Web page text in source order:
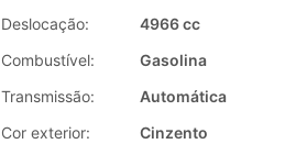
Deslocação:
4966 cc
Combustível:
Gasolina
Transmissão:
Automática
Cor exterior:
Cinzento